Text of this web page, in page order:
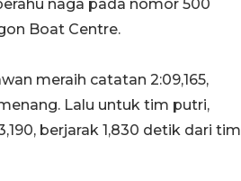
naga pada nomor 500
Boat Centre.
meraih catatan 2:09,165,
Lalu untuk tim putri,
berjarak 1,830 detik dari tim